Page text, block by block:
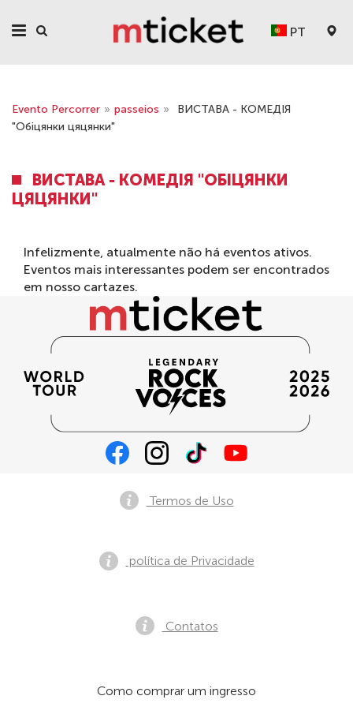
PT
Evento Percorrer » passeios »
ВИСТАВА - КОМЕДІЯ
"Обіцянки цяцянки"
ВИСТАВА - КОМЕДІЯ "ОБІЦЯНКИ
ЦЯЦЯНКИ"
Infelizmente, atualmente não há eventos ativos.
Eventos mais interessantes podem ser encontrados
em nosso cartazes.
Termos de Uso
política de Privacidade
Contatos
Como comprar um ingresso